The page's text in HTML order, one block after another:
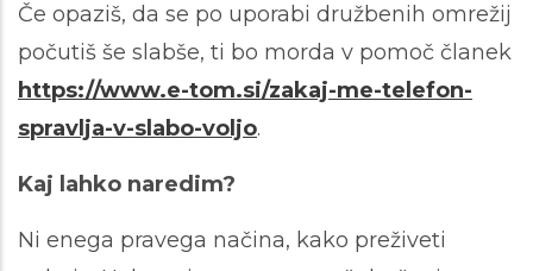
Če opaziš, da se po uporabi družbenih omrežij
počutiš še slabše, ti bo morda v pomoč članek
https://www.e-tom.si/zakaj-me-telefon-
spravlja-v-slabo-voljo.
Kaj lahko naredim?
Ni enega pravega načina, kako preživeti